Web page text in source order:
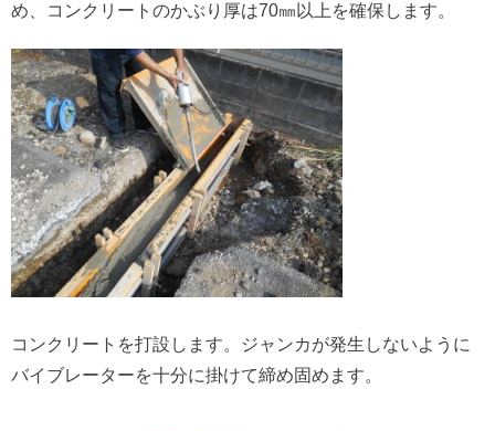
め、コンクリートのかぶり厚は70㎜以上を確保します。
コンクリートを打設します。ジャンカが発生しないように
バイブレーターを十分に掛けて締め固めます。